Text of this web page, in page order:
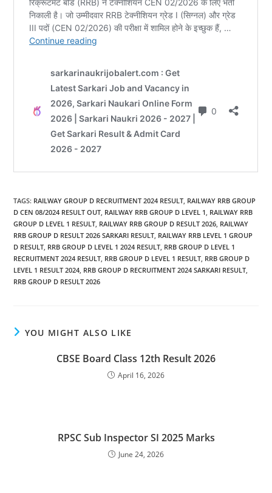
TAGS: RAILWAY GROUP D RECRUITMENT 2024 RESULT, RAILWAY RRB GROUP
D CEN 08/2024 RESULT OUT, RAILWAY RRB GROUP D LEVEL 1, RAILWAY RRB
GROUP D LEVEL 1 RESULT, RAILWAY RRB GROUP D RESULT 2026, RAILWAY
RRB GROUP D RESULT 2026 SARKARI RESULT, RAILWAY RRB LEVEL 1 GROUP
D RESULT, RRB GROUP D LEVEL 1 2024 RESULT, RRB GROUP D LEVEL 1
RECRUITMENT 2024 RESULT, RRB GROUP D LEVEL 1 RESULT, RRB GROUP D
LEVEL 1 RESULT 2024, RRB GROUP D RECRUITMENT 2024 SARKARI RESULT,
RRB GROUP D RESULT 2026
YOU MIGHT ALSO LIKE
CBSE Board Class 12th Result 2026
April 16, 2026
RPSC Sub Inspector SI 2025 Marks
June 24, 2026